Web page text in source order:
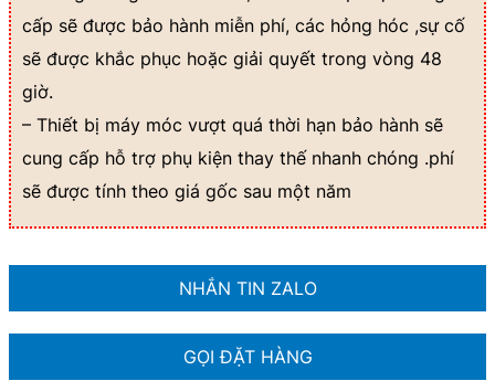
cấp sẽ được bảo hành miễn phí, các hỏng hóc ,sự cố
sẽ được khắc phục hoặc giải quyết trong vòng 48
giờ.
– Thiết bị máy móc vượt quá thời hạn bảo hành sẽ
cung cấp hỗ trợ phụ kiện thay thế nhanh chóng .phí
sẽ được tính theo giá gốc sau một năm
NHẮN TIN ZALO
GỌI ĐẶT HÀNG